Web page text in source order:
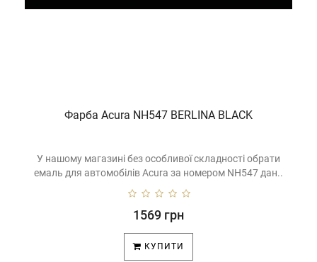
Фарба Acura NH547 BERLINA BLACK
У нашому магазині без особливої ​​складності обрати
емаль для автомобілів Acura за номером NH547 дан..
1569 грн
КУПИТИ